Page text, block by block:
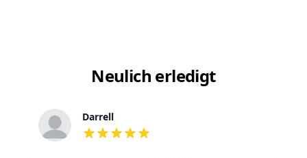
Neulich erledigt
Darrell
out of 5 stars